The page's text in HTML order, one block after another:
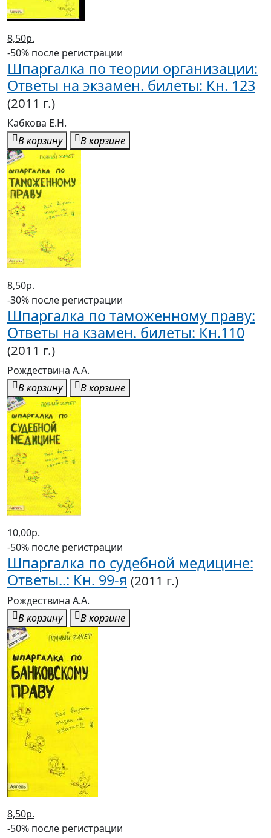
8,50р.
-50% после регистрации
Шпаргалка по теории организации:
Ответы на экзамен. билеты: Кн. 123
(2011 г.)
Кабкова Е.Н.
В корзину
В корзине
8,50р.
-30% после регистрации
Шпаргалка по таможенному праву:
Ответы на кзамен. билеты: Кн.110
(2011 г.)
Рождествина А.А.
В корзину
В корзине
10,00р.
-50% после регистрации
Шпаргалка по судебной медицине:
Ответы..: Кн. 99-я (2011 г.)
Рождествина А.А.
В корзину
В корзине
8,50р.
-50% после регистрации